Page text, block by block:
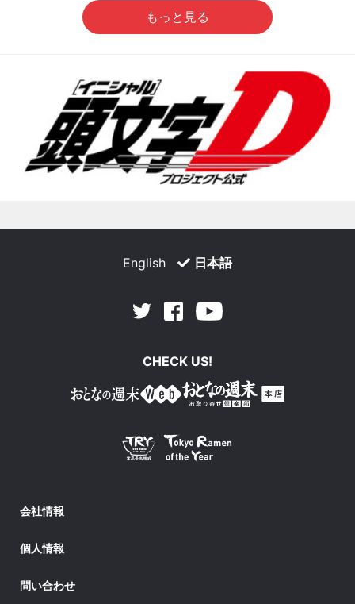
もっと見る
English 日本語
Twitter Facebook
CHECK US!
会社情報
個人情報
問い合わせ